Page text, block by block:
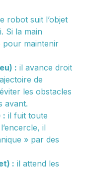
robot suit l’objet
Si la main
pour maintenir
: il avance droit
de
les obstacles
avant.
: il fuit toute
il
» par des
: il attend les